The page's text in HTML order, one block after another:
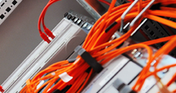
(DSPA 5)
FACILITIES
(DSPA 5)
& SERVER
FIXED EXTINGUISHING
SYSTEMS USA-CAN
AUTOMOTIVE
EXTINGUISHING SYSTEMS
STANDALONE SOLUTIONS
DSPA 5 SERIES
DSPA 8 SERIES
DSPA 11-1, 11-2, 11-3
ENVIRONMENT &
PRODUCT
DSPA ADVANTAGES